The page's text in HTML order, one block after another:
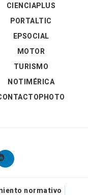
CIENCIAPLUS
PORTALTIC
EPSOCIAL
MOTOR
TURISMO
NOTIMÉRICA
normativo